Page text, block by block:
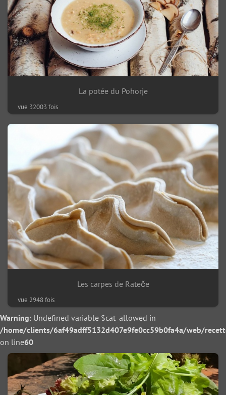
La potée du Pohorje
vue 32003 fois
Les carpes de Rateče
vue 2948 fois
Warning: Undefined variable $cat_allowed in
/home/clients/6af49adff5132d407e9fe0cc59b0fa4a/web/
on line60